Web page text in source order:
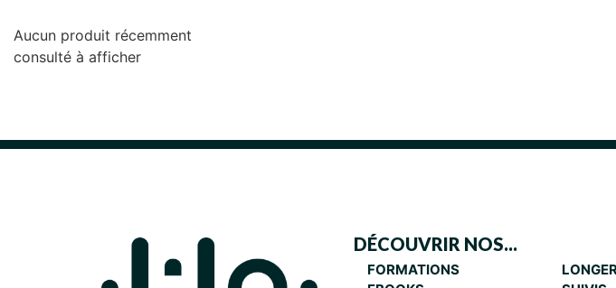
Aucun produit récemment
consulté à afficher
DÉCOUVRIR NOS...
FORMATIONS